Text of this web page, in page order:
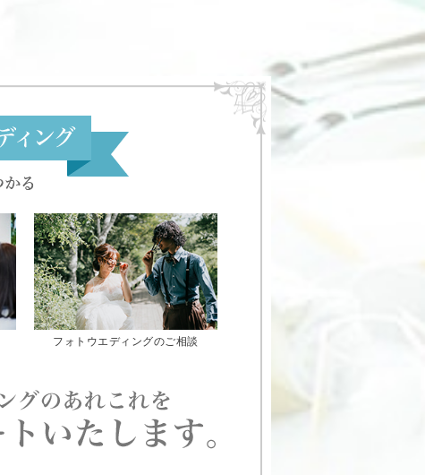
フォトウエディングのご相談